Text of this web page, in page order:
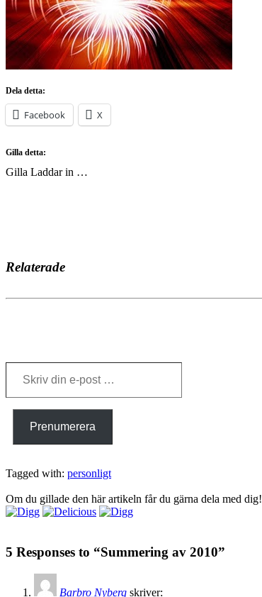
Dela detta:
Facebook X
Gilla detta:
Gilla Laddar in …
Relaterade
Prenumerera
Tagged with: personligt
Om du gillade den här artikeln får du gärna dela med dig!
5 Responses to “Summering av 2010”
Barbro Nyberg skriver: